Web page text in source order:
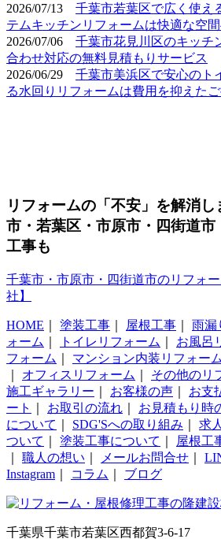
2026/07/13
千葉市若葉区で広く使え
テムキッチンリフォームは快適な空
2026/07/06
千葉市花見川区のキッチ
合わせ対応の無料見積もりサービス
2026/06/29
千葉市美浜区で安心のト
る水回りリフォームは費用を抑えた
リフォームの「不安」を解消
市・若葉区・市原市・四街道
工事も
千葉市・市原市・四街道市のリフォ
社】
HOME 塗装工事 屋根工事 雨漏
ォーム
トイレリフォーム お風呂
フォーム
マンション内装リフォーム
オフィスリフォーム その他のリ
施工ギャラリー
お客様の声 お支
ート
お取引の流れ お見積もり時
について
SDG'Sへの取り組み 求
ついて
塗装工事について 屋根工
職人の想い メールお問合せ
Instagram
コラム ブログ
千葉県千葉市若葉区西都賀3-6-17